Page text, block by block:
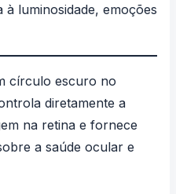
à luminosidade, emoções
círculo escuro no
diretamente a
na retina e fornece
a saúde ocular e